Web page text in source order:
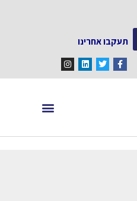
תעקבו אחרינו